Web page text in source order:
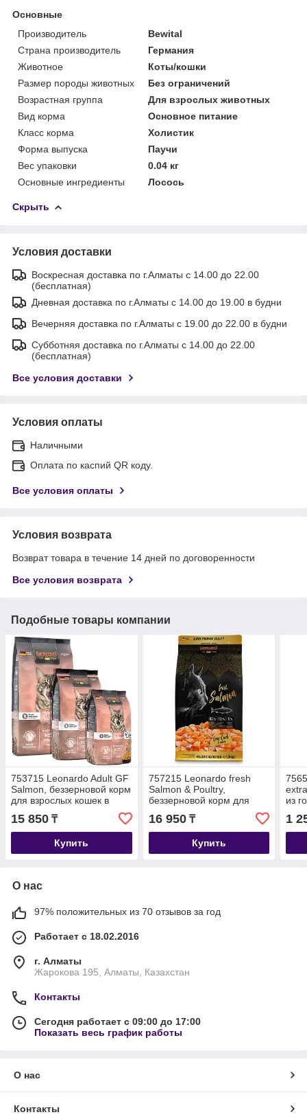
Основные
Производитель
Bewital
Страна производитель
Германия
Животное
Коты/кошки
Размер породы животных
Без ограничений
Возрастная группа
Для взрослых животных
Вид корма
Основное питание
Класс корма
Холистик
Форма выпуска
Паучи
Вес упаковки
0.04 кг
Основные ингредиенты
Лосось
Скрыть
Условия доставки
Воскресная доставка по г.Алматы с 14.00 до 22.00
(бесплатная)
Дневная доставка по г.Алматы с 14.00 до 19.00 в будни
Вечерняя доставка по г.Алматы с 19.00 до 22.00 в будни
Субботняя доставка по г.Алматы с 14.00 до 22.00
(бесплатная)
Все условия доставки
Условия оплаты
Наличными
Оплата по каспий QR коду.
Все условия оплаты
Условия возврата
Возврат товара в течение 14 дней по договоренности
Все условия возврата
Подобные товары компании
753715 Leonardo Adult GF
Salmon, беззерновой корм
для взрослых кошек в
возрасте с лососем, уп.1,8
кг.
15 850 ₸
Купить
757215 Leonardo fresh
Salmon & Poultry,
беззерновой корм для
взрослых кошек, лосось с
птицей, уп.1,5 кг.
16 950₸
Купить
из
1
О нас
97% положительных из 70 отзывов за год
Работает с 18.02.2016
г. Алматы
Жарокова 195, Алматы, Казахстан
Контакты
Сегодня работает с 09:00 до 17:00
Показать весь график работы
О нас
Контакты